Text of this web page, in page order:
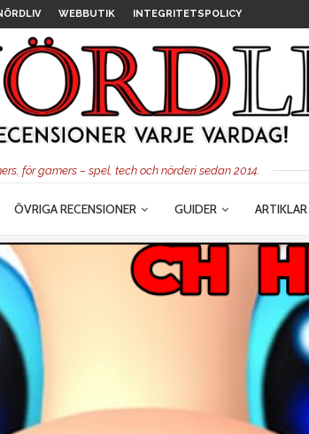
WEBBUTIK INTEGRITETSPOLICY
för gamers – spel, tech och nörderi sedan 2014.
ÖVRIGA RECENSIONER GUIDER ARTIKLAR